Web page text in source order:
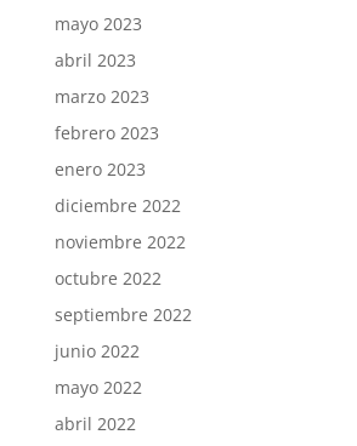
mayo 2023
abril 2023
marzo 2023
febrero 2023
enero 2023
diciembre 2022
noviembre 2022
octubre 2022
septiembre 2022
junio 2022
mayo 2022
abril 2022